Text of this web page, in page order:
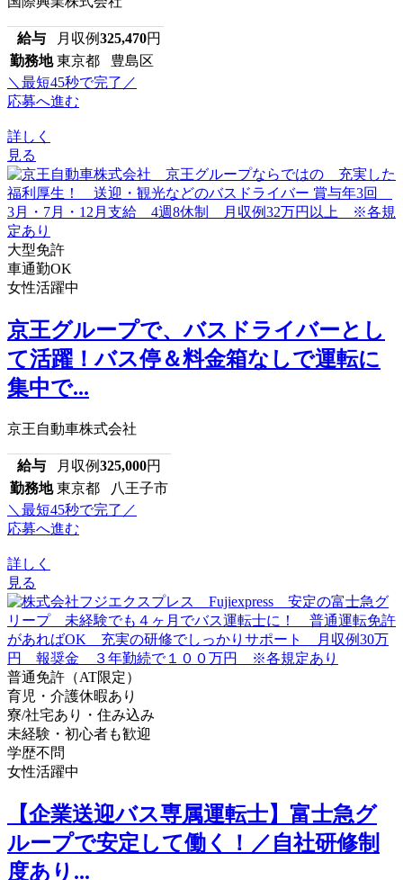
給与 月収例325,470円
勤務地 東京都 豊島区
＼最短45秒で完了／
応募へ進む
詳しく
見る
大型免許
車通勤OK
女性活躍中
京王グループで、バスドライバーとし
て活躍！バス停＆料金箱なしで運転に
集中で...
京王自動車株式会社
給与 月収例325,000円
勤務地 東京都 八王子市
＼最短45秒で完了／
応募へ進む
詳しく
見る
普通免許（AT限定）
育児・介護休暇あり
寮/社宅あり・住み込み
未経験・初心者も歓迎
学歴不問
女性活躍中
【企業送迎バス専属運転士】富士急グ
ループで安定して働く！／自社研修制
度あり...